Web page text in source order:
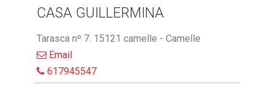
CASA GUILLERMINA
Tarasca nº 7. 15121 camelle - Camelle
Email
617945547